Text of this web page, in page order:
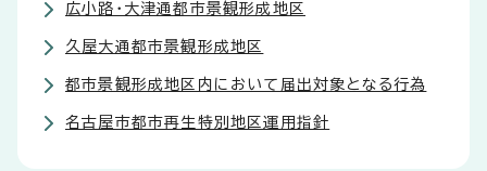
広小路・大津通都市景観形成地区
久屋大通都市景観形成地区
都市景観形成地区内において届出対象となる行為
名古屋市都市再生特別地区運用指針